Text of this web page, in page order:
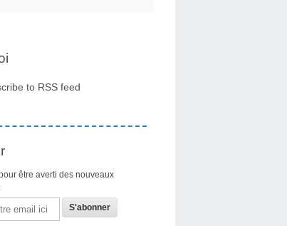
to RSS feed
être averti des nouveaux